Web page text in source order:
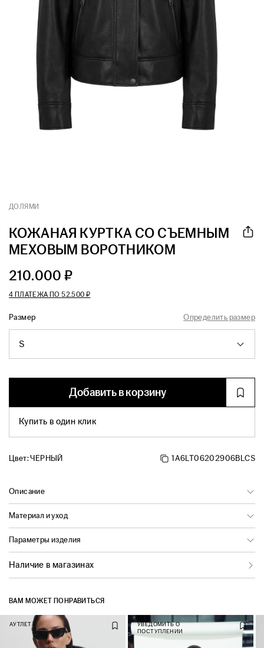
ДОЛЯМИ
КОЖАНАЯ КУРТКА СО СЪЕМНЫМ
МЕХОВЫМ ВОРОТНИКОМ
210.000 ₽
4 ПЛАТЕЖА ПО52.500 ₽
Размер Определить размер
S
Добавить в корзину
Купить в один клик
Цвет:ЧЕРНЫЙ 1A6LT06202906BLCS
Описание
Материал и уход
Параметры изделия
Наличие в магазинах
ВАМ МОЖЕТ ПОНРАВИТЬСЯ
АУТЛЕТ
УВЕДОМИТЬ О
ПОСТУПЛЕНИИ